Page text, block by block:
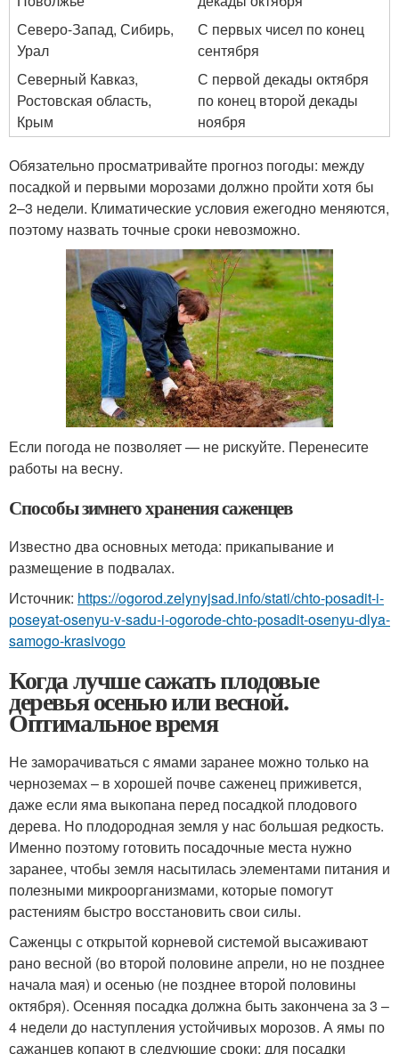
Северо-Запад, Сибирь,
Урал
С первых чисел по конец
сентября
Северный Кавказ,
Ростовская область,
Крым
С первой декады октября
по конец второй декады
ноября
Обязательно просматривайте прогноз погоды: между
посадкой и первыми морозами должно пройти хотя бы
2–3 недели. Климатические условия ежегодно меняются,
поэтому назвать точные сроки невозможно.
Если погода не позволяет — не рискуйте. Перенесите
работы на весну.
Способы зимнего хранения саженцев
Известно два основных метода: прикапывание и
размещение в подвалах.
Источник: https://ogorod.zelynyjsad.info/stati/chto-posadit-i-
poseyat-osenyu-v-sadu-i-ogorode-chto-posadit-osenyu-dlya-
samogo-krasivogo
Когда лучше сажать плодовые
деревья осенью или весной.
Оптимальное время
Не заморачиваться с ямами заранее можно только на
черноземах – в хорошей почве саженец приживется,
даже если яма выкопана перед посадкой плодового
дерева. Но плодородная земля у нас большая редкость.
Именно поэтому готовить посадочные места нужно
заранее, чтобы земля насытилась элементами питания и
полезными микроорганизмами, которые помогут
растениям быстро восстановить свои силы.
Саженцы с открытой корневой системой высаживают
рано весной (во второй половине апрели, но не позднее
начала мая) и осенью (не позднее второй половины
октября). Осенняя посадка должна быть закончена за 3 –
4 недели до наступления устойчивых морозов. А ямы по
сажанцев копают в следующие сроки: для посадки